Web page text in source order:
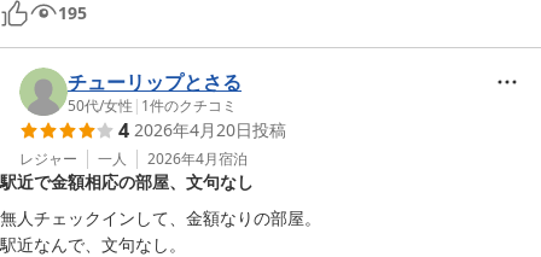
195
チューリップとさる
50代/女性 | 1件のクチコミ
4 2026年4月20日投稿
レジャー 一人 2026年4月宿泊
駅近で金額相応の部屋、文句なし
無人チェックインして、金額なりの部屋。
駅近なんで、文句なし。